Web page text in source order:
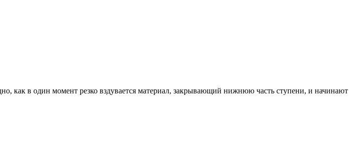
как в один момент резко вздувается материал, закрывающий нижнюю часть ступени, и начинают